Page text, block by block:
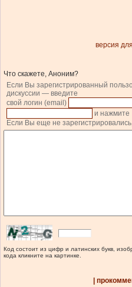
версия
Что скажете, Аноним?
Если Вы зарегистрированный
дискуссии — введите
свой логин (email)
и нажмите
Если Вы еще не
Код состоит из цифр и латинских букв,
кода кликните на картинке.
|